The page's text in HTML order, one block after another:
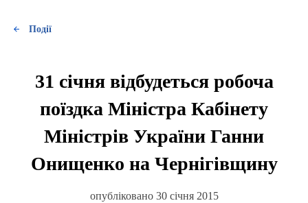
Події
31 січня відбудеться робоча
поїздка Міністра Кабінету
Міністрів України Ганни
Онищенко на Чернігівщину
опубліковано 30 січня 2015